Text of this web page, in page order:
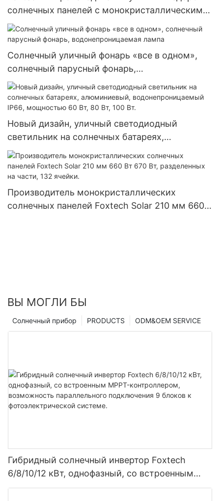
солнечных панелей с монокристаллическими
элементами диаметром 182 мм, мощностью
300 Вт, 360 Вт и 400 Вт.
Солнечный уличный фонарь «все в одном»,
солнечный парусный фонарь,
водонепроницаемая лампа
Новый дизайн, уличный светодиодный
светильник на солнечных батареях,
алюминиевый, водонепроницаемый IP66,
мощностью 60 Вт, 80 Вт, 100 Вт.
Производитель монокристаллических
солнечных панелей Foxtech Solar 210 мм 660
ВЫ МОГЛИ БЫ
ODM&OEM SERVICE
PRODUCTS
Солнечный прибор
Гибридный солнечный инвертор Foxtech
6/8/10/12 кВт, однофазный, со встроенным
MPPT-контроллером, возможность